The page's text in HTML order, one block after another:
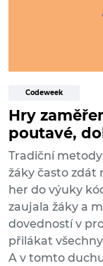
Codeweek
Hry
poutavé,
Tradiční
žáky často zdát
her do výuky
zaujala žáky a
dovedností v
přilákat
A v tomto